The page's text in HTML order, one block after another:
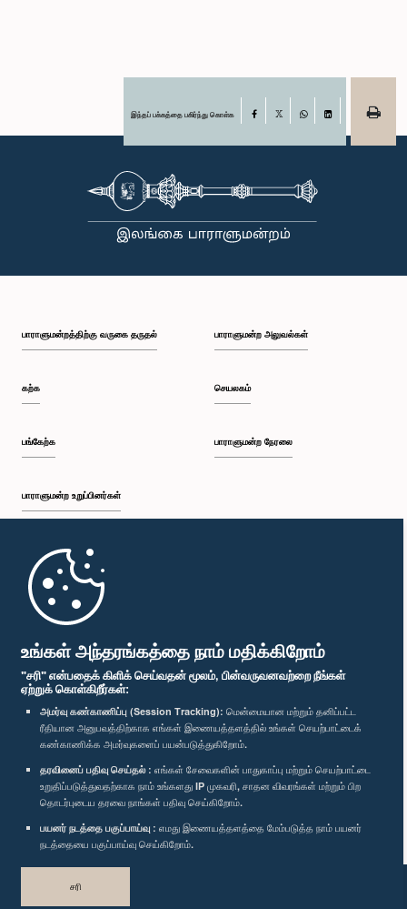
உங்கள் அந்தரங்கத்தை நாம் மதிக்கிறோம்
"சரி" என்பதைக் கிளிக் செய்வதன் மூலம், பின்வருவனவற்றை நீங்கள்
ஏற்றுக் கொள்கிறீர்கள்:
அமர்வு கண்காணிப்பு (Session Tracking): மென்மையான மற்றும் தனிப்பட்ட
ரீதியான அனுபவத்திற்காக எங்கள் இணையத்தளத்தில் உங்கள் செயற்பாட்டைக்
கண்காணிக்க அமர்வுகளைப் பயன்படுத்துகிறோம்.
தரவினைப் பதிவு செய்தல் : எங்கள் சேவைகளின் பாதுகாப்பு மற்றும் செயற்பாட்டை
உறுதிப்படுத்துவதற்காக நாம் உங்களது IP முகவரி, சாதன விவரங்கள் மற்றும் பிற
தொடர்புடைய தரவை நாங்கள் பதிவு செய்கிறோம்.
பயனர் நடத்தை பகுப்பாய்வு : எமது இணையத்தளத்தை மேம்படுத்த நாம் பயனர்
நடத்தையை பகுப்பாய்வு செய்கிறோம்.
சரி
இந்தப் பக்கத்தை பகிர்ந்து கொள்க Facebook
பாராளுமன்றத்திற்கு வருகை தருதல்
கற்க
பங்கேற்க
பாராளுமன்ற உறுப்பினர்கள்
முதற்பக்கம்
பாராளுமன்ற அலுவல்கள்
செயலகம்
பாராளுமன்ற நேரலை
பாராளுமன்ற கையடக்க செயலி
எம்மை பின்தொடர்க :
விருதுகள்
தனியுரிமைக் கொள்கை